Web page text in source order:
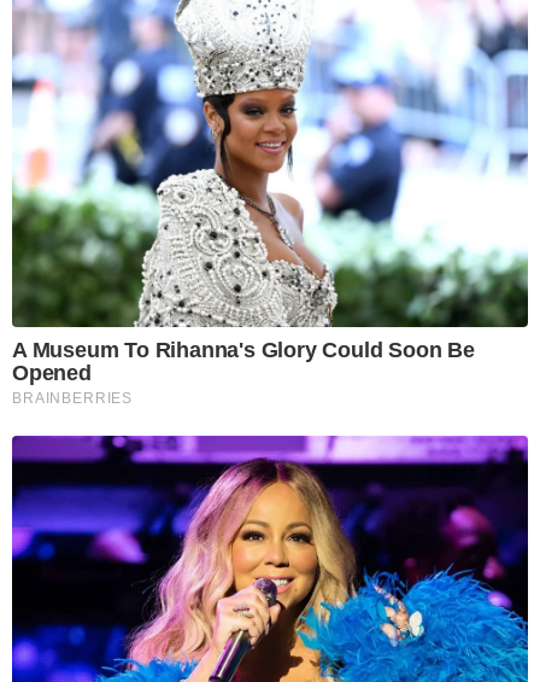
A Museum To Rihanna's Glory Could Soon Be
Opened
BRAINBERRIES